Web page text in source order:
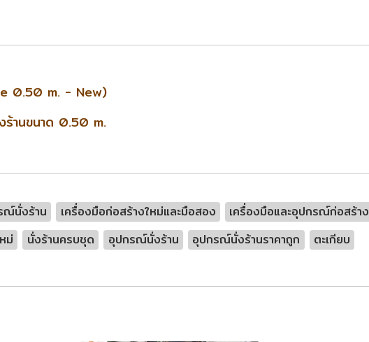
0.50 m. - New)
านขนาด 0.50 m.
ณ์นั่งร้าน เครื่องมือก่อสร้างใหม่และมือสอง
เครื่องมือและอุปกรณ์ก่อสร้าง
ม่ นั่งร้านครบชุด อุปกรณ์นั่งร้าน อุปกรณ์นั่งร้านราคาถูก ตะเกียบ